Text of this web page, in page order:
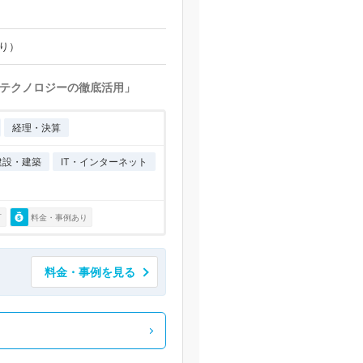
）
クノロジーの徹底活用」
経理・決算
設・建築 IT・インターネット
料金・事例あり
料金・事例を見る